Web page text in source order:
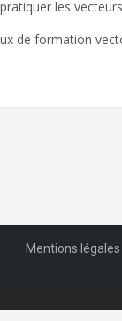
les
de formation
Mentions légales